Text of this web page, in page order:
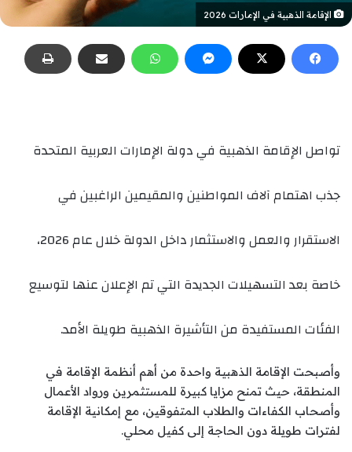
الإقامة الذهبية في الإمارات 2026
تواصل الإقامة الذهبية في دولة الإمارات العربية المتحدة
جذب اهتمام آلاف المواطنين والمقيمين الراغبين في
الاستقرار والعمل والاستثمار داخل الدولة خلال عام 2026،
خاصة بعد التسهيلات الجديدة التي تم الإعلان عنها لتوسيع
الفئات المستفيدة من التأشيرة الذهبية طويلة الأمد.
وأصبحت الإقامة الذهبية واحدة من أهم أنظمة الإقامة في
المنطقة، حيث تمنح مزايا كبيرة للمستثمرين ورواد الأعمال
وأصحاب الكفاءات والطلاب المتفوقين، مع إمكانية الإقامة
لفترات طويلة دون الحاجة إلى كفيل محلي.